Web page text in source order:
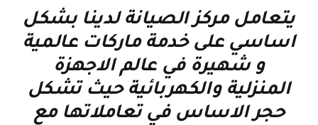
يتعامل مركز الصيانة لدينا بشكل
اساسي على خدمة ماركات عالمية
و شهيرة في عالم الاجهزة
المنزلية والكهربائية حيث تشكل
حجر الاساس في تعاملاتها مع